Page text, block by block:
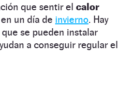
que sentir el calor
en un día de invierno. Hay
que se pueden instalar
a conseguir regular el